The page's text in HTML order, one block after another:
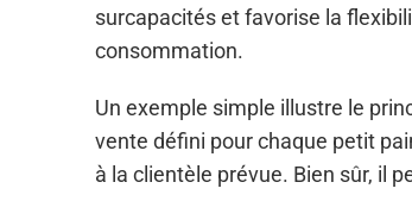
surcapacités et favorise la
consommation.
Un exemple simple illustre le
vente défini pour chaque petit
à la clientèle prévue. Bien sûr, il